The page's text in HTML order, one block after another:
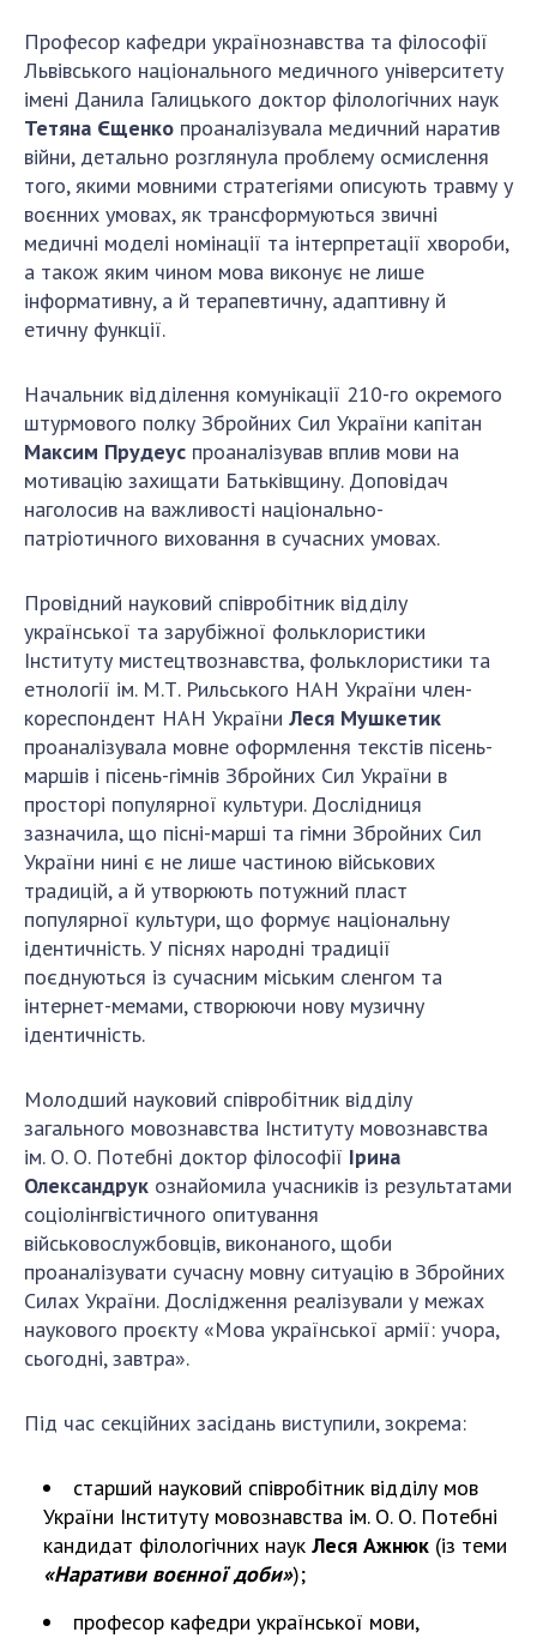
НОВИНИ
ЗАСІДАННЯ ПРЕЗИДІЇ НАН УКРАЇНИ
НАУКОВІ ВИДАННЯ
МЕДІА ПРО НАС
АКАДЕМІЯ КОМЕНТУЄ
КОНТАКТИ
ПРОФСПІЛКА НАН УКРАЇНИ
КАБІНЕТ
Професор кафедри українознавства та філософії
Львівського національного медичного університету
імені Данила Галицького доктор філологічних наук
Тетяна Єщенко проаналізувала медичний наратив
війни, детально розглянула проблему осмислення
того, якими мовними стратегіями описують травму у
воєнних умовах, як трансформуються звичні
медичні моделі номінації та інтерпретації хвороби,
а також яким чином мова виконує не лише
інформативну, а й терапевтичну, адаптивну й
етичну функції.
Начальник відділення комунікації 210-го окремого
штурмового полку Збройних Сил України капітан
Максим Прудеус проаналізував вплив мови на
мотивацію захищати Батьківщину. Доповідач
наголосив на важливості національно-
патріотичного виховання в сучасних умовах.
Провідний науковий співробітник відділу
української та зарубіжної фольклористики
Інституту мистецтвознавства, фольклористики та
етнології ім. М.Т. Рильського НАН України член-
кореспондент НАН України Леся Мушкетик
проаналізувала мовне оформлення текстів пісень-
маршів і пісень-гімнів Збройних Сил України в
просторі популярної культури. Дослідниця
зазначила, що пісні-марші та гімни Збройних Сил
України нині є не лише частиною військових
традицій, а й утворюють потужний пласт
популярної культури, що формує національну
ідентичність. У піснях народні традиції
поєднуються із сучасним міським сленгом та
інтернет-мемами, створюючи нову музичну
ідентичність.
Молодший науковий співробітник відділу
загального мовознавства Інституту мовознавства
ім. О. О. Потебні доктор філософії Ірина
Олександрук ознайомила учасників із результатами
соціолінгвістичного опитування
військовослужбовців, виконаного, щоби
проаналізувати сучасну мовну ситуацію в Збройних
Силах України. Дослідження реалізували у межах
наукового проєкту «Мова української армії: учора,
сьогодні, завтра».
Під час секційних засідань виступили, зокрема:
старший науковий співробітник відділу мов
України Інституту мовознавства ім. О. О. Потебні
кандидат філологічних наук Леся Ажнюк (із теми
«Наративи воєнної доби»);
професор кафедри української мови,